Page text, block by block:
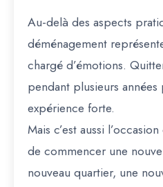
Au-delà des aspects
déménagement
chargé d’émotions.
pendant plusieurs
expérience forte.
Mais c’est aussi
de commencer une
nouveau quartier, une